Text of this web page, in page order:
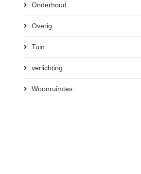
Onderhoud
Overig
Tuin
verlichting
Woonruimtes